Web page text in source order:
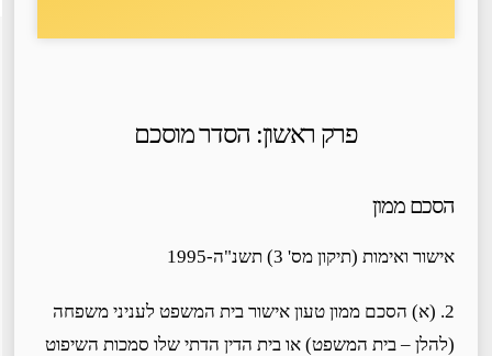
פרק ראשון: הסדר מוסכם
הסכם ממון
אישור ואימות (תיקון מס' 3) תשנ"ה-1995
2. (א) הסכם ממון טעון אישור בית המשפט לעניני משפחה
(להלן – בית המשפט) או בית הדין הדתי שלו סמכות השיפוט